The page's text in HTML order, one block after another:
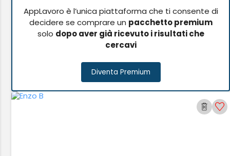
AppLavoro è l’unica piattaforma che ti consente di
decidere se comprare un pacchetto premium
solo dopo aver già ricevuto i risultati che
cercavi
Diventa Premium